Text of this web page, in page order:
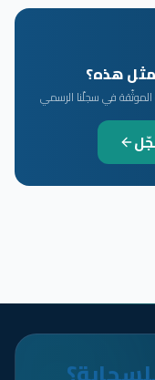
هذه؟
في سجلّنا الرسمي